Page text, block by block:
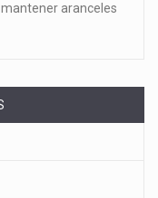
mantener aranceles